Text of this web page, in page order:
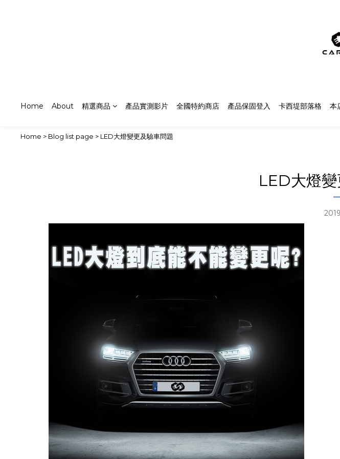
Home About 精選商品 產品實測影片 全國特約商店 產品保固登入 卡西堤部落格 本
Home > Blog list page > LED大燈變更及驗車問題
LED大燈